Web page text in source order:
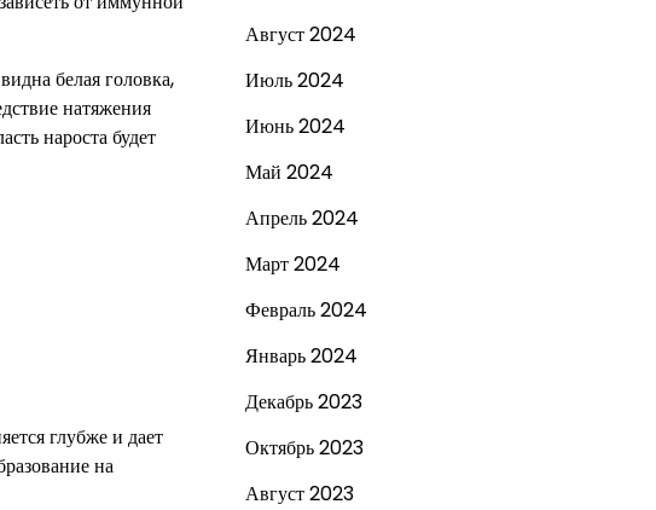
белая головка,
натяжения
нароста будет
глубже и дает
на
Август 2024
Июль 2024
Июнь 2024
Май 2024
Апрель 2024
Март 2024
Февраль 2024
Январь 2024
Декабрь 2023
Октябрь 2023
Август 2023